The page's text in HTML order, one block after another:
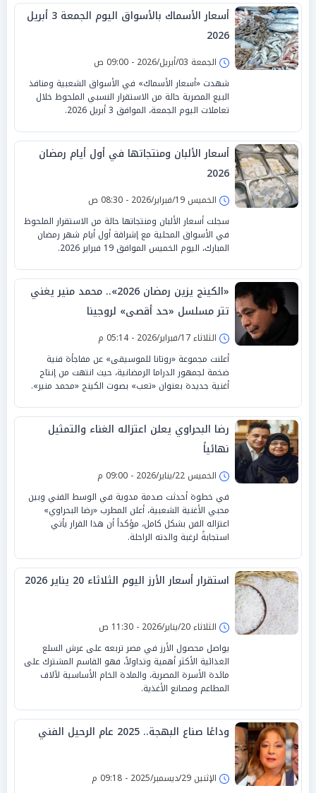
أسعار الأسماك بالأسواق اليوم الجمعة 3 أبريل
2026
الجمعة 03/أبريل/2026 - 09:00 ص
شهدت «أسعار الأسماك» في الأسواق الشعبية ومنافذ
البيع المصرية حالة من الاستقرار النسبي الملحوظ خلال
تعاملات اليوم الجمعة، الموافق 3 أبريل 2026.
أسعار الألبان ومنتجاتها في أول أيام رمضان
2026
الخميس 19/فبراير/2026 - 08:30 ص
سجلت أسعار الألبان ومنتجاتها حالة من الاستقرار الملحوظ
في الأسواق المحلية مع إشراقة أول أيام شهر رمضان
المبارك، اليوم الخميس الموافق 19 فبراير 2026.
«الكينج يزين رمضان 2026».. محمد منير يغني
تتر مسلسل «حد أقصى» لروجينا
الثلاثاء 17/فبراير/2026 - 05:14 م
أعلنت مجموعة «روتانا للموسيقى» عن مفاجأة فنية
ضخمة لجمهور الدراما الرمضانية، حيث انتهت من إنتاج
أغنية جديدة بعنوان «تعب» بصوت الكينج «محمد منير».
رضا البحراوي يعلن اعتزاله الغناء والتمثيل
نهائياً
الخميس 22/يناير/2026 - 09:00 م
في خطوة أحدثت صدمة مدوية في الوسط الفني وبين
محبي الأغنية الشعبية، أعلن المطرب «رضا البحراوي»
اعتزاله الفن بشكل كامل، مؤكداً أن هذا القرار يأتي
استجابةً لرغبة والدته الراحلة.
استقرار أسعار الأرز اليوم الثلاثاء 20 يناير 2026
الثلاثاء 20/يناير/2026 - 11:30 ص
يواصل محصول الأرز في مصر تربعه على عرش السلع
الغذائية الأكثر أهمية وتداولاً، فهو القاسم المشترك على
مائدة الأسرة المصرية، والمادة الخام الأساسية لآلاف
المطاعم ومصانع الأغذية.
وداعًا صناع البهجة.. 2025 عام الرحيل الفني
الإثنين 29/ديسمبر/2025 - 09:18 م